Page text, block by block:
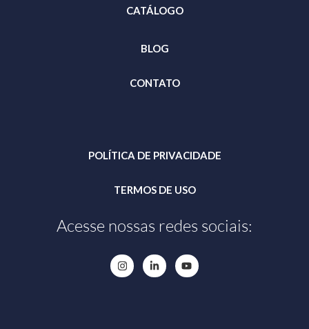
CATÁLOGO
BLOG
CONTATO
POLÍTICA DE PRIVACIDADE
TERMOS DE USO
Acesse nossas redes sociais: